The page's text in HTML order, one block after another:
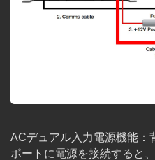
ACデュアル入力電源機能：
ポートに電源を接続すると